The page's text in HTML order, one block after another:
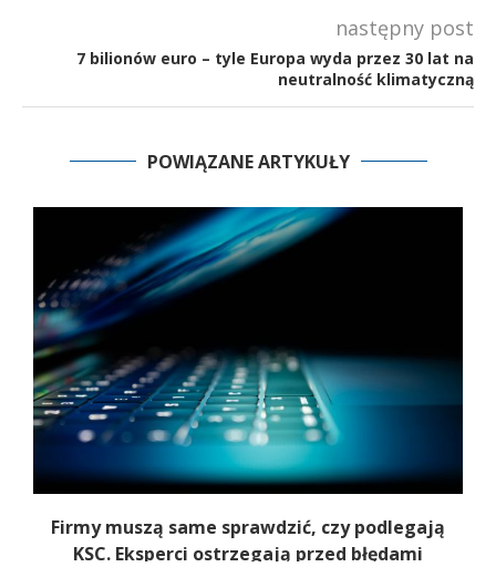
następny post
7 bilionów euro – tyle Europa wyda przez 30 lat na
neutralność klimatyczną
POWIĄZANE ARTYKUŁY
Firmy muszą same sprawdzić, czy podlegają
KSC. Eksperci ostrzegają przed błędami